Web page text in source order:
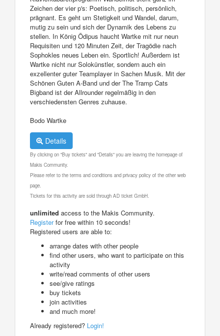
Zeichen der vier p's: Poetisch, politisch, persönlich,
prägnant. Es geht um Stetigkeit und Wandel, darum,
mutig zu sein und sich der Dynamik des Lebens zu
stellen. In König Ödipus haucht Wartke mit nur neun
Requisiten und 120 Minuten Zeit, der Tragödie nach
Sophokles neues Leben ein. Sportlich! Außerdem ist
Wartke nicht nur Solokünstler, sondern auch ein
exzellenter guter Teamplayer in Sachen Musik. Mit der
Schönen Guten A-Band und der The Tramp Cats
Bigband ist der Allrounder regelmäßig in den
verschiedensten Genres zuhause.
Bodo Wartke
Details
By clicking on "Buy tickets" and "Details" you are leaving the homepage of
Makis Community.
Please refer to the terms and conditions and privacy policy of the other web
page.
Tickets for this activity are sold through AD ticket GmbH.
unlimited access to the Makis Community.
Registerfor free within 10 seconds!
Registered users are able to:
arrange dates with other people
find other users, who want to participate on this
activity
write/read comments of other users
see/give ratings
buy tickets
join activities
and much more!
Already registered? Login!